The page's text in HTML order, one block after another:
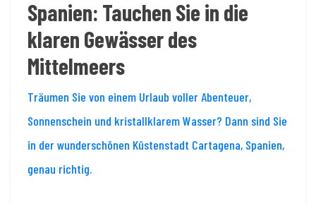
Spanien: Tauchen Sie in die
klaren Gewässer des
Mittelmeers
Träumen Sie von einem Urlaub voller Abenteuer,
Sonnenschein und kristallklarem Wasser? Dann sind Sie
in der wunderschönen Küstenstadt Cartagena, Spanien,
genau richtig.